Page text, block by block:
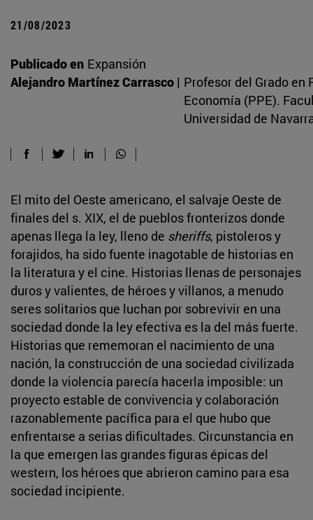
21/08/2023
Publicado en Expansión
Alejandro Martínez Carrasco | Profesor del Grado
Economía (PPE).
Universidad de
El mito del Oeste americano, el salvaje Oeste de
finales del s. XIX, el de pueblos fronterizos donde
apenas llega la ley, lleno de sheriffs, pistoleros y
forajidos, ha sido fuente inagotable de historias en
la literatura y el cine. Historias llenas de personajes
duros y valientes, de héroes y villanos, a menudo
seres solitarios que luchan por sobrevivir en una
sociedad donde la ley efectiva es la del más fuerte.
Historias que rememoran el nacimiento de una
nación, la construcción de una sociedad civilizada
donde la violencia parecía hacerla imposible: un
proyecto estable de convivencia y colaboración
razonablemente pacífica para el que hubo que
enfrentarse a serias dificultades. Circunstancia en
la que emergen las grandes figuras épicas del
western, los héroes que abrieron camino para esa
sociedad incipiente.